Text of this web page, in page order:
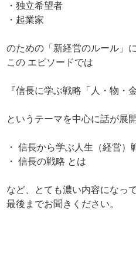
・独立希望者
・起業家
のための「新経営のルール」
この エピソードでは
『信長に学ぶ戦略「人・物・金
というテーマを中心に話が展
・ 信長から学ぶ人生（経営）
・ 信長の戦略 とは
など、とても濃い内容になっ
最後までお聞きください。